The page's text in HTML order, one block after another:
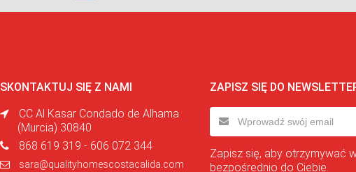
SKONTAKTUJ SIĘ Z NAMI
CC Al Kasar Condado de Alhama
(Murcia) 30840
868 619 319 - 606 072 344
sara@qualityhomescostacalida.com
ZAPISZ SIĘ DO
Zapisz się, aby otrzymywać
bezpośrednio do Ciebie.